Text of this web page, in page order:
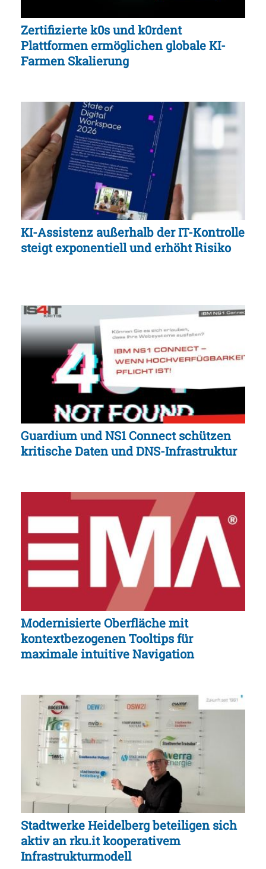
Zertifizierte k0s und k0rdent
Plattformen ermöglichen globale KI-
Farmen Skalierung
KI-Assistenz außerhalb der IT-Kontrolle
steigt exponentiell und erhöht Risiko
Guardium und NS1 Connect schützen
kritische Daten und DNS-Infrastruktur
Modernisierte Oberfläche mit
kontextbezogenen Tooltips für
maximale intuitive Navigation
Stadtwerke Heidelberg beteiligen sich
aktiv an rku.it kooperativem
Infrastrukturmodell